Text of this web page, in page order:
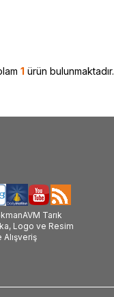
#Thalia_marka_ürünleri_nerde_satılır
1 ürün bulunmaktadır.
Tarık
Logo ve Resim
Alışveriş